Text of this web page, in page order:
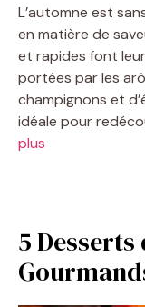
L’automne est
en matière de
et rapides font
portées par les
champignons et
idéale pour
plus
5 Desserts